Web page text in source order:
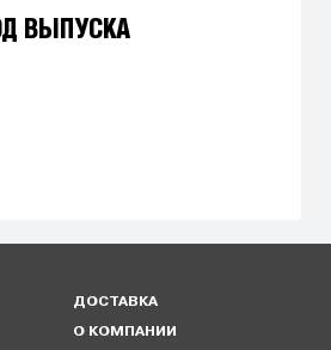
ВЫПУСКА
ДОСТАВКА
О КОМПАНИИ